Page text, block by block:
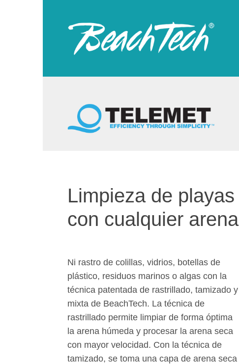
Limpieza de playas
con cualquier arena
Ni rastro de colillas, vidrios, botellas de
plástico, residuos marinos o algas con la
técnica patentada de rastrillado, tamizado y
mixta de BeachTech. La técnica de
rastrillado permite limpiar de forma óptima
la arena húmeda y procesar la arena seca
con mayor velocidad. Con la técnica de
tamizado, se toma una capa de arena seca